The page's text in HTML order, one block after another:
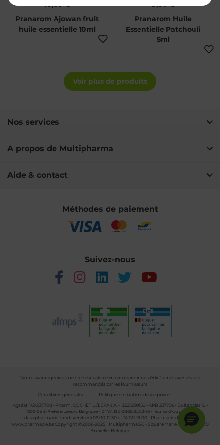
10,80 €
Pranarom Ajowan fruit
huile essentielle 10ml
9,90 €
Pranarom Huile
Essentielle Patchouli
5ml
Voir plus de produits
Nos services
A propos de Multipharma
Aide & contact
Méthodes de paiement
Suivez-nous
*Votre avantage exprimé en % est calculé en comparant nos Prix Jaunes avec les prix
recommandés par les fournisseurs
Conditions générales
Politique en matière de vie privée
Agréat. 1/2/237708 - Pharm. COCHET L./LEPAN A. - 3225299159 - APB 237708- Buitenplas 19 -
1600 Sint-Pieters-Leeuw Belgique - BTW: BE 0866.855.346 -Heures d'ouverture
de la pharmacie: lundi-vendredi 09:00-12:30 et 14:00-18:00 - Pharmacie de garde :
www.pharmacie.beCopyright © 2006-2025 | Multipharma SC - Square Marie Curie 30 - 1070
Bruxelles Belgique